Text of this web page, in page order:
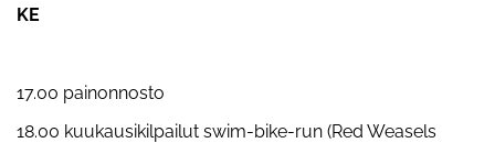
KE
17.00 painonnosto
18.00 kuukausikilpailut swim-bike-run (Red Weasels